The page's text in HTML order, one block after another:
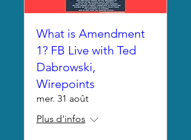
What is Amendment
1? FB Live with Ted
Dabrowski,
Wirepoints
mer. 31 août
Plus d'infos